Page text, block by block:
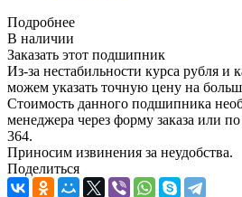
Подробнее
В наличии
Заказать этот подшипник
Из-за нестабильности курса рубля и
можем указать точную цену на
Стоимость данного подшипника
менеджера через форму заказа или
364.
Приносим извинения за неудобства.
Поделиться